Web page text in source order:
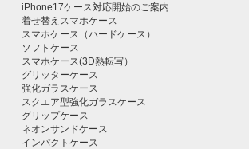
iPhone17ケース対応開始のご案内
着せ替えスマホケース
スマホケース（ハードケース）
ソフトケース
スマホケース(3D熱転写）
グリッターケース
強化ガラスケース
スクエア型強化ガラスケース
グリップケース
ネオンサンドケース
インパクトケース